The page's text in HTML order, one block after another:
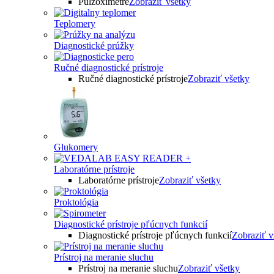
Teplomery
Diagnostické prúžky
Ručné diagnostické prístroje
Ručné diagnostické prístrojeZobraziť všetky
Glukomery
Laboratórne prístroje
Laboratórne prístrojeZobraziť všetky
Proktológia
Diagnostické prístroje pľúcnych funkcií
Diagnostické prístroje pľúcnych funkciíZobraziť
Prístroj na meranie sluchu
Prístroj na meranie sluchuZobraziť všetky